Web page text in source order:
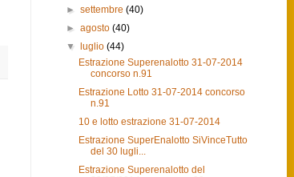
►settembre(40)
►agosto(40)
▼
luglio(44)
Estrazione Superenalotto 31-07-2014
concorso n.91
Estrazione Lotto 31-07-2014 concorso
n.91
10 e lotto estrazione 31-07-2014
Estrazione SuperEnalotto SiVinceTutto
del 30 lugli...
Estrazione Superenalotto del